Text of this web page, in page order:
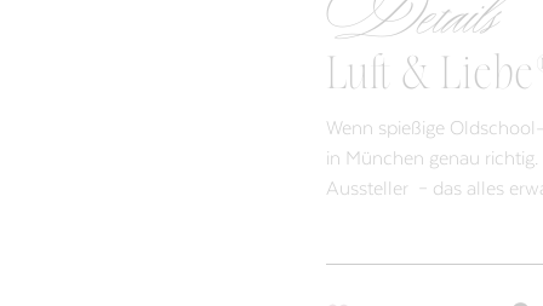
Luft &
Wenn spießige
in München genau
Aussteller – das alles